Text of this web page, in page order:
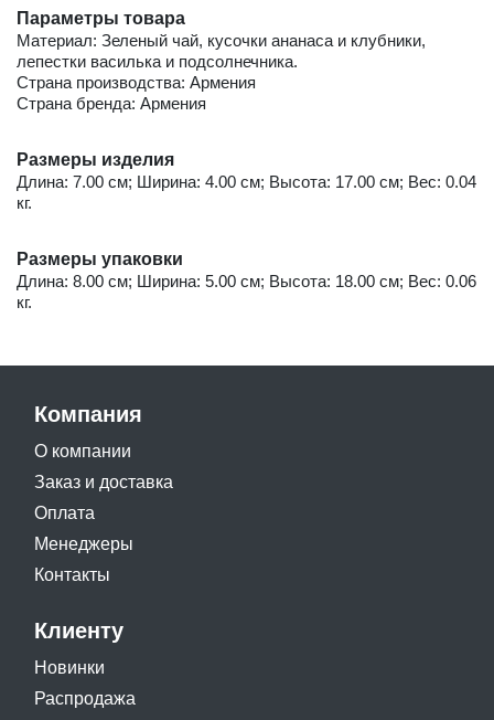
Параметры товара
Материал: Зеленый чай, кусочки ананаса и клубники,
лепестки василька и подсолнечника.
Страна производства: Армения
Страна бренда: Армения
Размеры изделия
Длина: 7.00 см; Ширина: 4.00 см; Высота: 17.00 см; Вес: 0.04
кг.
Размеры упаковки
Длина: 8.00 см; Ширина: 5.00 см; Высота: 18.00 см; Вес: 0.06
кг.
Компания
О компании
Заказ и доставка
Оплата
Менеджеры
Контакты
Клиенту
Новинки
Распродажа